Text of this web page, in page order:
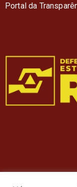
Portal da